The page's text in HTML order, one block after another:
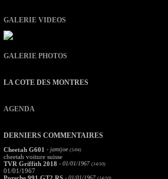
GALERIE VIDEOS
GALERIE PHOTOS
LA COTE DES MONTRES
AGENDA
DERNIERS COMMENTAIRES
Cheetah G601 - jamijoe (5/04)
cheetah voiture suisse
TVR Griffith 2018 - 01/01/1967 (14/10)
01/01/1967
- 01/01/1967